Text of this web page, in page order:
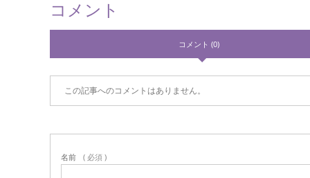
コメント
コメント (0)
この記事へのコメントはありません。
名前 ( 必須 )